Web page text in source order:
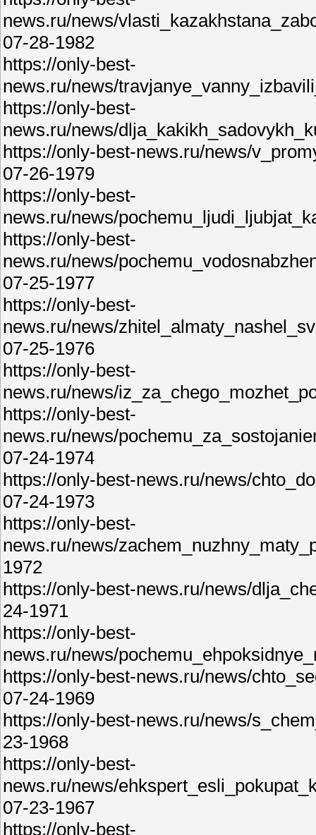
news.ru/news/
07-28-1982
https://only-best-
news.ru/news/
https://only-best-
news.ru/news/
https://only-best-news.ru/news/
07-26-1979
https://only-best-
news.ru/news/
https://only-best-
news.ru/news/
07-25-1977
https://only-best-
news.ru/news/
07-25-1976
https://only-best-
news.ru/news/
https://only-best-
news.ru/news/
07-24-1974
https://only-best-news.ru/news/
07-24-1973
https://only-best-
news.ru/news/
1972
https://only-best-news.ru/news/
24-1971
https://only-best-
news.ru/news/
https://only-best-news.ru/news/
07-24-1969
https://only-best-news.ru/news/
23-1968
https://only-best-
news.ru/news/
07-23-1967
https://only-best-